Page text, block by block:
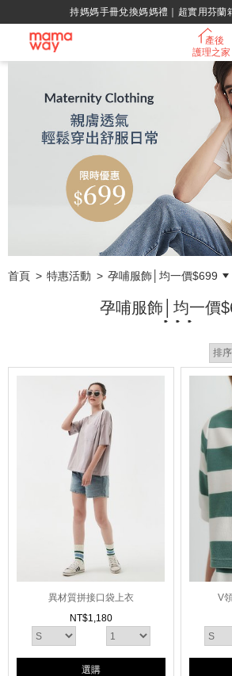
綁定LINE好友，500購物金立
產後
護理之家
首頁 特惠活動 孕哺服飾│均一價$699
孕哺服飾│均一價
異材質拼接口袋上衣
NT$1,180
選購
V